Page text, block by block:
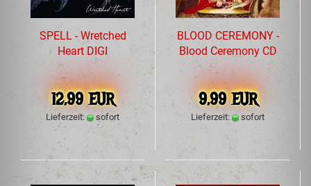
SPELL - Wretched
Heart DIGI
12,99 EUR
Lieferzeit: sofort
BLOOD CEREMONY -
Blood Ceremony CD
9,99 EUR
Lieferzeit: sofort